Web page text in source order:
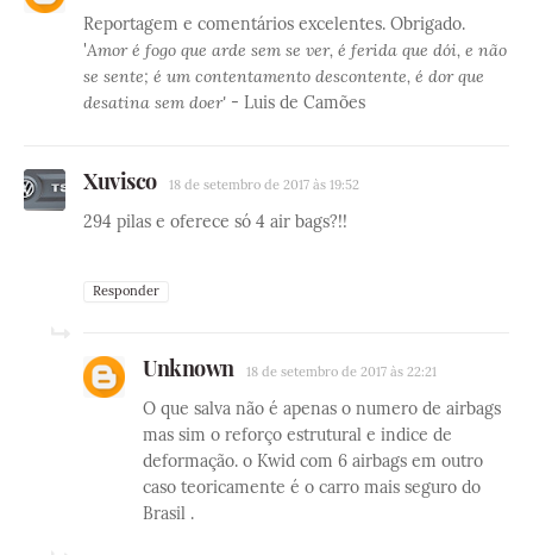
Reportagem e comentários excelentes. Obrigado.
'Amor é fogo que arde sem se ver, é ferida que dói, e não
se sente; é um contentamento descontente, é dor que
desatina sem doer' - Luis de Camões
Xuvisco 18 de setembro de 2017 às 19:52
294 pilas e oferece só 4 air bags?!!
Responder
Unknown 18 de setembro de 2017 às 22:21
O que salva não é apenas o numero de airbags
mas sim o reforço estrutural e indice de
deformação. o Kwid com 6 airbags em outro
caso teoricamente é o carro mais seguro do
Brasil .